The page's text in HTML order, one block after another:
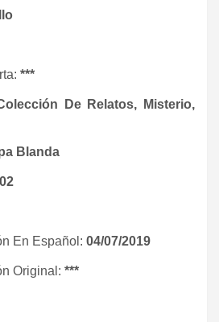
***
De Relatos, Misterio,
Blanda
En Español: 04/07/2019
Original: ***